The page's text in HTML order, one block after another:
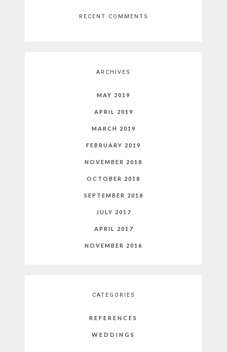
RECENT COMMENTS
ARCHIVES
MAY 2019
APRIL 2019
MARCH 2019
FEBRUARY 2019
NOVEMBER 2018
OCTOBER 2018
SEPTEMBER 2018
JULY 2017
APRIL 2017
NOVEMBER 2016
CATEGORIES
REFERENCES
WEDDINGS